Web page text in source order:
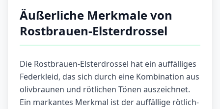
Äußerliche Merkmale von
Rostbrauen-Elsterdrossel
Die Rostbrauen-Elsterdrossel hat ein auffälliges
Federkleid, das sich durch eine Kombination aus
olivbraunen und rötlichen Tönen auszeichnet.
Ein markantes Merkmal ist der auffällige rötlich-